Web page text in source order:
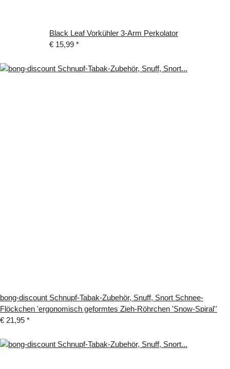
Black Leaf Vorkühler 3-Arm Perkolator
€ 15,99 *
bong-discount Schnupf-Tabak-Zubehör, Snuff, Snort Schnee-
Flöckchen 'ergonomisch geformtes Zieh-Röhrchen 'Snow-Spiral''
€ 21,95 *